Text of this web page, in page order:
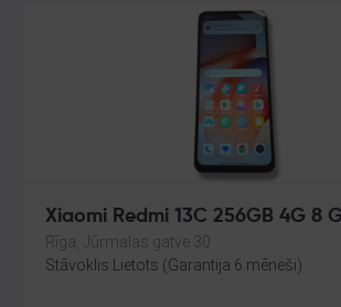
Xiaomi Redmi 13C 256GB 4G 8
Rīga, Jūrmalas gatve 30
Stāvoklis Lietots (Garantija 6 mēneši)